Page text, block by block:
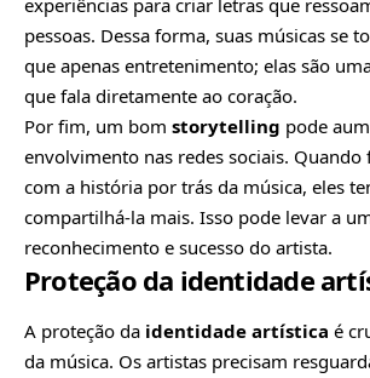
experiências para criar letras que
pessoas. Dessa forma, suas músicas se
que apenas entretenimento; elas são
que fala diretamente ao coração.
Por fim, um bom storytelling pode
envolvimento nas redes sociais. Quando
com a história por trás da música, eles
compartilhá-la mais. Isso pode levar a
reconhecimento e sucesso do artista.
Proteção da identidade
A proteção da identidade artística é
da música. Os artistas precisam